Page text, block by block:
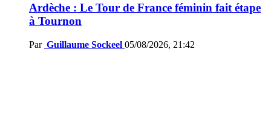
Ardèche : Le Tour de France féminin fait étape
à Tournon
Par Guillaume Sockeel 05/08/2026, 21:42